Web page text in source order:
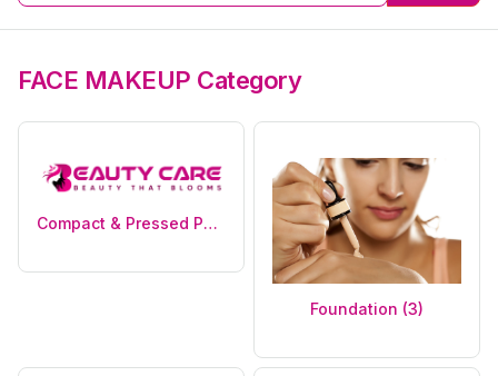
FACE MAKEUP Category
Compact & Pressed Powder (0)
Foundation (3)